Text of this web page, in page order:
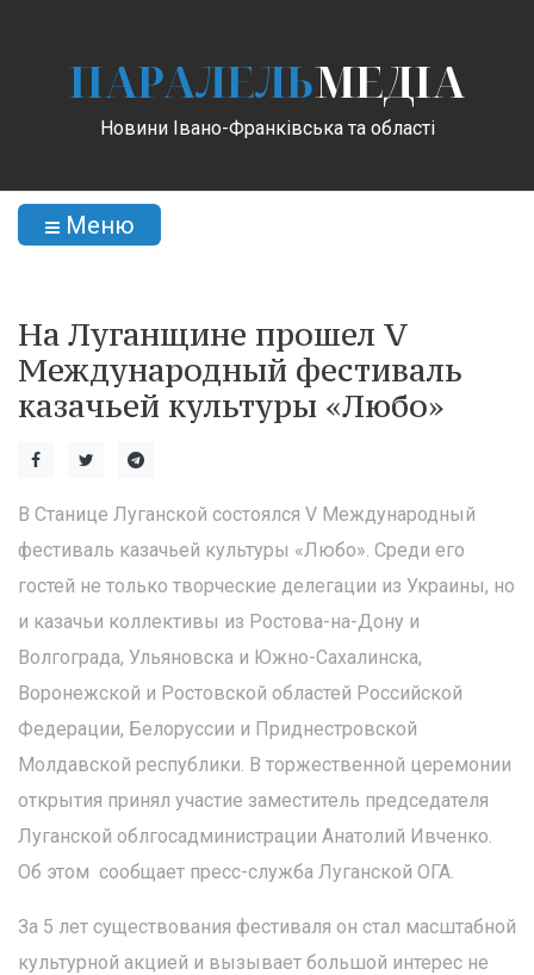
ПАРАЛЕЛЬМЕДІА
Новини Івано-Франківська та області
Меню
На Луганщине прошел V
Международный фестиваль
казачьей культуры «Любо»
В Станице Луганской состоялся V Международный
фестиваль казачьей культуры «Любо». Среди его
гостей не только творческие делегации из Украины, но
и казачьи коллективы из Ростова-на-Дону и
Волгограда, Ульяновска и Южно-Сахалинска,
Воронежской и Ростовской областей Российской
Федерации, Белоруссии и Приднестровской
Молдавской республики. В торжественной церемонии
открытия принял участие заместитель председателя
Луганской облгосадминистрации Анатолий Ивченко.
Об этом сообщает пресс-служба Луганской ОГА.
За 5 лет существования фестиваля он стал масштабной
культурной акцией и вызывает большой интерес не